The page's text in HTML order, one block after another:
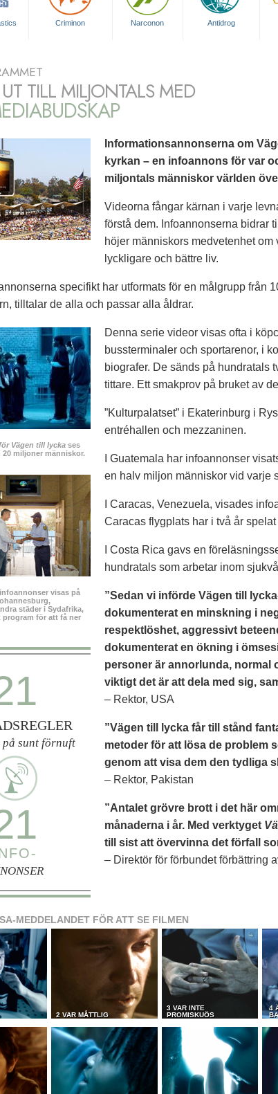
Criminon Narconon Antidrog
TILL MILJONTALS MED
Informationsannonserna om
kyrkan – en infoannons för var
miljontals människor världen
Videorna fångar kärnan i varje
förstå dem. Infoannonserna bidrar
höjer människors medvetenhet
lyckligare och bättre liv.
specifikt har utformats för en målgrupp från
tilltalar de alla och passar alla åldrar.
Vägen till lycka ses
20 miljoner människor.
infoannonser visas på
städer i Sydafrika,
program för att få ner
Denna serie videor visas ofta i
bussterminaler och sportarenor, i
biografer. De sänds på hundratals
tittare. Ett smakprov på bruket av
”Kulturpalatset” i Ekaterinburg i
entréhallen och mezzaninen.
I Guatemala har infoannonser
en halv miljon människor vid varje
I Caracas, Venezuela, visades
Caracas flygplats har i två år
I Costa Rica gavs en
hundratals som arbetar inom
på sunt förnuft
”Sedan vi införde Vägen till
dokumenterat en minskning i
respektlöshet, aggressivt
dokumenterat en ökning i
personer är annorlunda, normal
viktigt det är att dela med sig,
– Rektor, USA
”Vägen till lycka får till stånd
metoder för att lösa de problem
genom att visa dem den tydliga
– Rektor, Pakistan
”Antalet grövre brott i det här
månaderna i år. Med verktyget
till sist att övervinna det förfall
– Direktör för förbundet förbättring
MEDDELANDET FÖR ATT SE FILMEN
2 VAR MÅTTLIG
3 VAR INTE
PROMISKUÖS
4